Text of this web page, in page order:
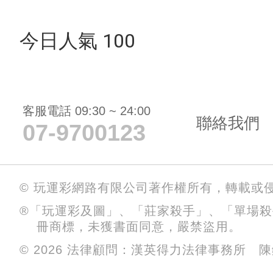
今日人氣 100
客服電話 09:30 ~ 24:00
07-9700123 聯絡我們
© 玩運彩網路有限公司著作權所有，轉載或
®「玩運彩及圖」、「莊家殺手」、「單場
冊商標，未獲書面同意，嚴禁盜用。
© 2026 法律顧問：漢英得力法律事務所 陳